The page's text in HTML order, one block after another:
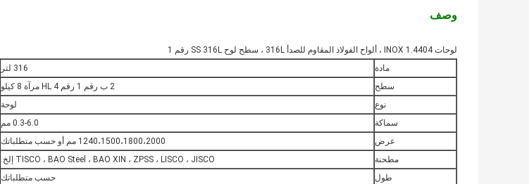
وصف
لوحات INOX 1.4404 ، ألواح الفولاذ المقاوم للصدأ 316L ، سطح لوح SS 316L رقم 1
مادة
316 لتر
سطح
2 ب رقم 1 رقم 4 HL مرآة 8 كيلو
نوع
لوحة
سماكة
0.3-6.0 مم
عرض
1240،1500،1800،2000 مم أو حسب متطلباتك
مطحنة
TISCO ، BAO Steel ، BAO XIN ، ZPSS ، LISCO ، JISCO إلخ.
طول
حسب متطلباتك